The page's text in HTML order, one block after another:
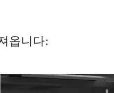
옵니다: